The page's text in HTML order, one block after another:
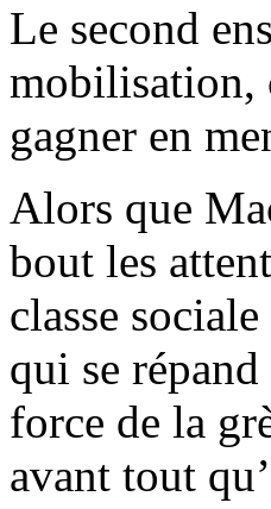
Le second
mobilisation,
gagner en
Alors que
bout les
classe
qui se
force de la
avant tout